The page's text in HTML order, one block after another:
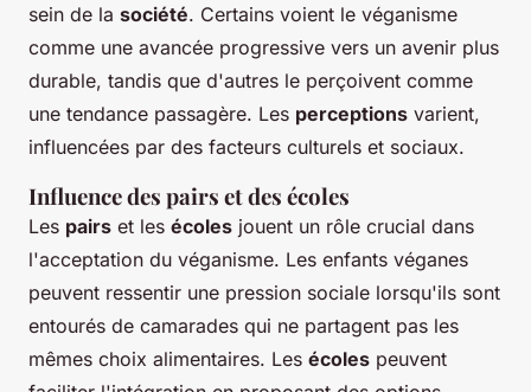
sein de la société. Certains voient le véganisme
comme une avancée progressive vers un avenir plus
durable, tandis que d'autres le perçoivent comme
une tendance passagère. Les perceptions varient,
influencées par des facteurs culturels et sociaux.
Influence des pairs et des écoles
Les pairs et les écoles jouent un rôle crucial dans
l'acceptation du véganisme. Les enfants véganes
peuvent ressentir une pression sociale lorsqu'ils sont
entourés de camarades qui ne partagent pas les
mêmes choix alimentaires. Les écoles peuvent